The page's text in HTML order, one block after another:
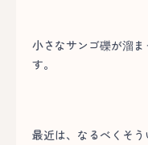
小さなサンゴ礫が溜
す。
最近は、なるべくそ